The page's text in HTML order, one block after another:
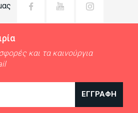
και τα καινούργια
ΕΓΓΡΑΦΉ